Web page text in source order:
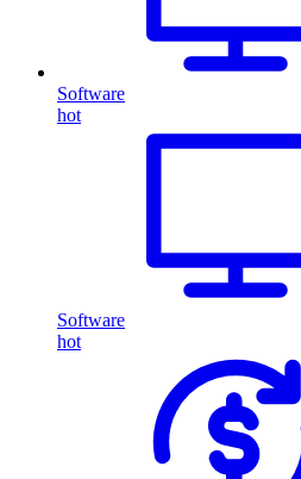
Software
hot
Software
hot